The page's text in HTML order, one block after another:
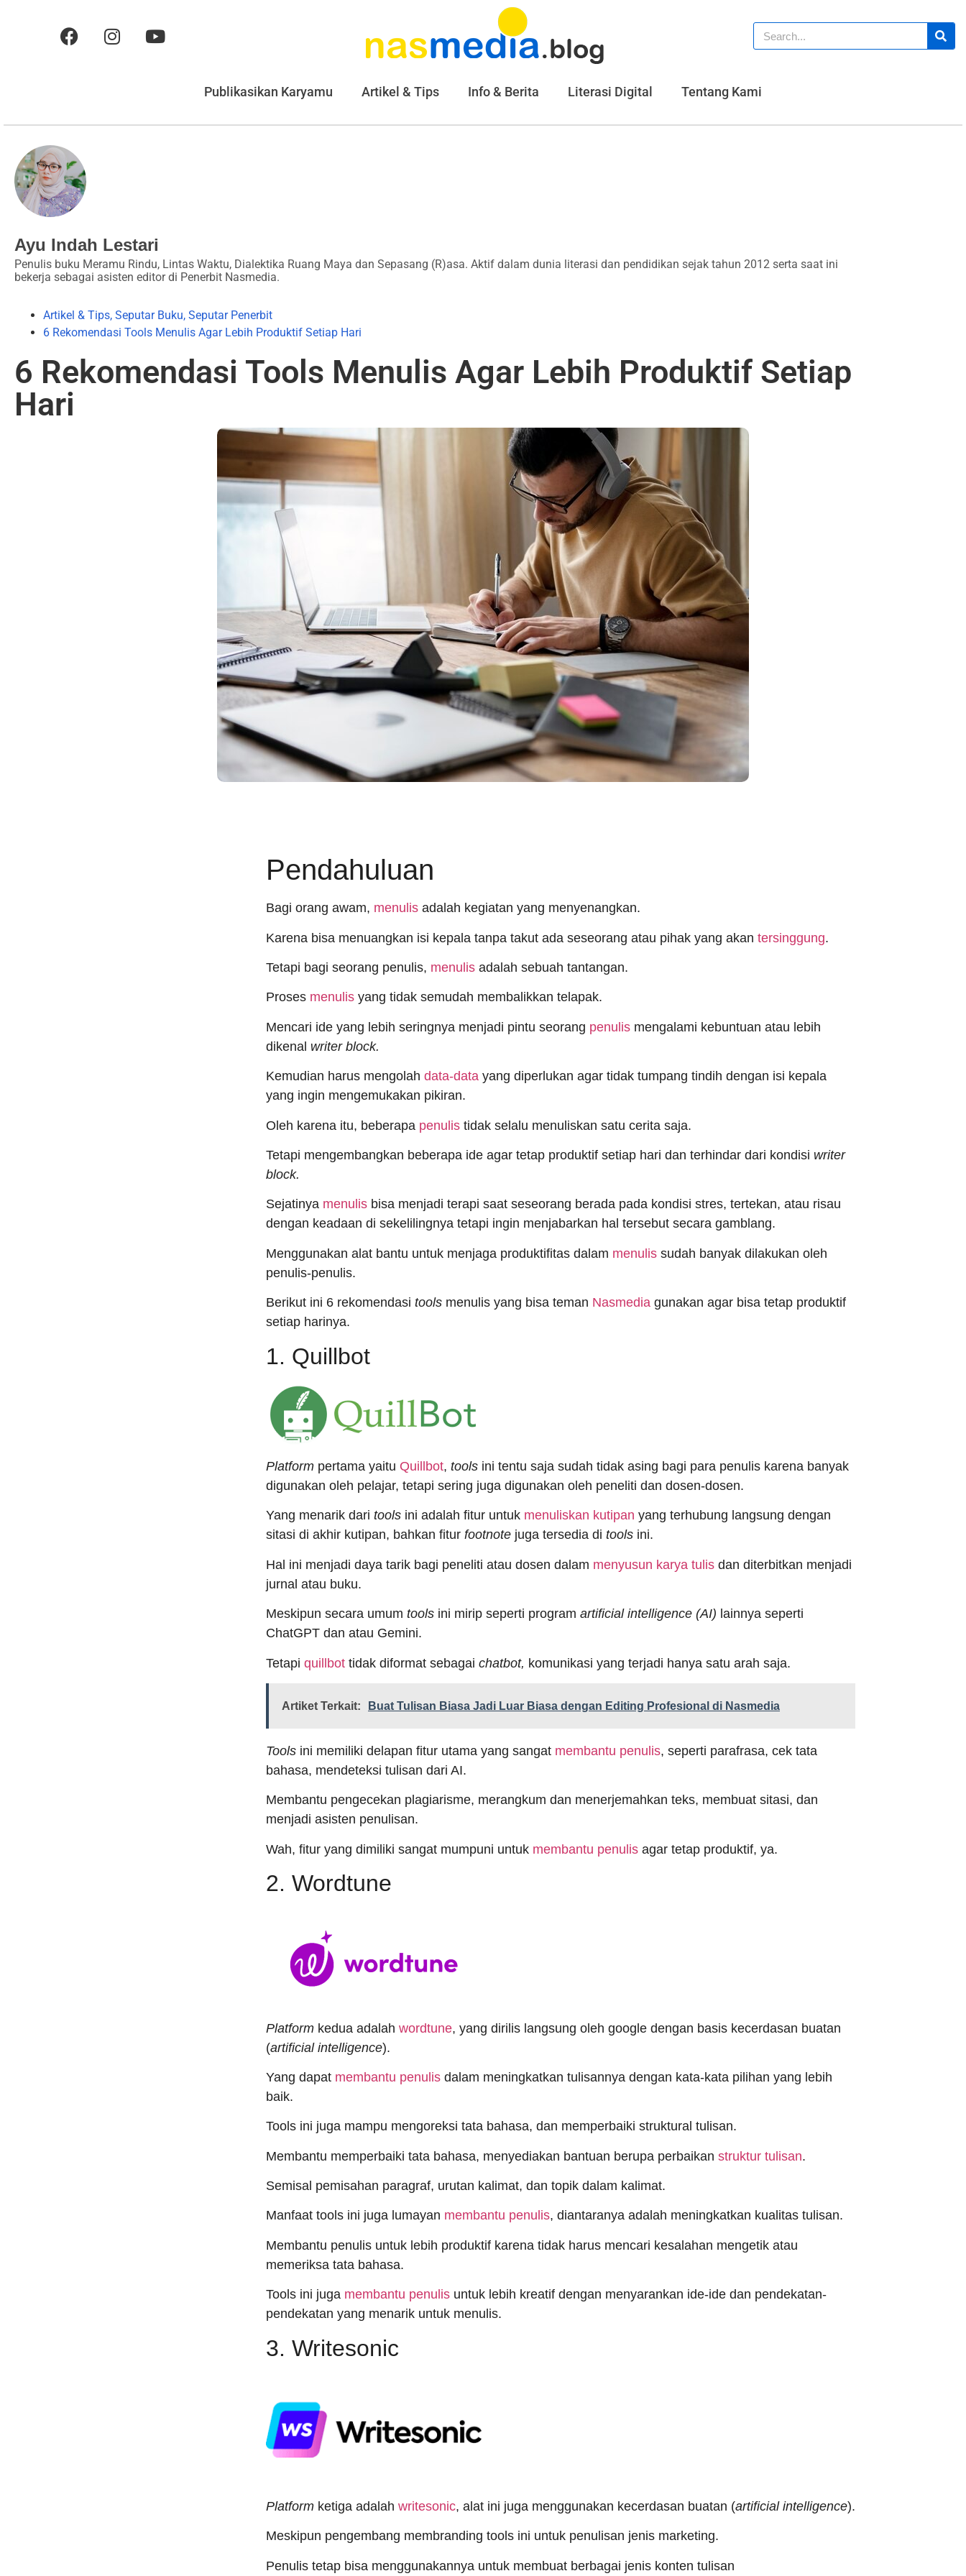
Publikasikan Karyamu Artikel & Tips Info & Berita Literasi Digital Tentang Kami
Ayu Indah Lestari
Penulis buku Meramu Rindu, Lintas Waktu, Dialektika Ruang Maya dan Sepasang (R)asa. Aktif dalam dunia literasi dan pendidikan sejak tahun 2012 serta saat ini
bekerja sebagai asisten editor di Penerbit Nasmedia.
Artikel & Tips, Seputar Buku, Seputar Penerbit
6 Rekomendasi Tools Menulis Agar Lebih Produktif Setiap Hari
6 Rekomendasi Tools Menulis Agar Lebih Produktif Setiap
Hari
Pendahuluan
Bagi orang awam, menulis adalah kegiatan yang menyenangkan.
Karena bisa menuangkan isi kepala tanpa takut ada seseorang atau pihak yang akan tersinggung.
Tetapi bagi seorang penulis, menulis adalah sebuah tantangan.
Proses menulis yang tidak semudah membalikkan telapak.
Mencari ide yang lebih seringnya menjadi pintu seorang penulis mengalami kebuntuan atau lebih
dikenal writer block.
Kemudian harus mengolah data-data yang diperlukan agar tidak tumpang tindih dengan isi kepala
yang ingin mengemukakan pikiran.
Oleh karena itu, beberapa penulis tidak selalu menuliskan satu cerita saja.
Tetapi mengembangkan beberapa ide agar tetap produktif setiap hari dan terhindar dari kondisi writer
block.
Sejatinya menulis bisa menjadi terapi saat seseorang berada pada kondisi stres, tertekan, atau risau
dengan keadaan di sekelilingnya tetapi ingin menjabarkan hal tersebut secara gamblang.
Menggunakan alat bantu untuk menjaga produktifitas dalam menulis sudah banyak dilakukan oleh
penulis-penulis.
Berikut ini 6 rekomendasi tools menulis yang bisa teman Nasmedia gunakan agar bisa tetap produktif
setiap harinya.
1. Quillbot
Platform pertama yaitu Quillbot, tools ini tentu saja sudah tidak asing bagi para penulis karena banyak
digunakan oleh pelajar, tetapi sering juga digunakan oleh peneliti dan dosen-dosen.
Yang menarik dari tools ini adalah fitur untuk menuliskan kutipan yang terhubung langsung dengan
sitasi di akhir kutipan, bahkan fitur footnote juga tersedia di tools ini.
Hal ini menjadi daya tarik bagi peneliti atau dosen dalam menyusun karya tulis dan diterbitkan menjadi
jurnal atau buku.
Meskipun secara umum tools ini mirip seperti program artificial intelligence (AI) lainnya seperti
ChatGPT dan atau Gemini.
Tetapi quillbot tidak diformat sebagai chatbot, komunikasi yang terjadi hanya satu arah saja.
Artiket Terkait: Buat Tulisan Biasa Jadi Luar Biasa dengan Editing Profesional di Nasmedia
Tools ini memiliki delapan fitur utama yang sangat membantu penulis, seperti parafrasa, cek tata
bahasa, mendeteksi tulisan dari AI.
Membantu pengecekan plagiarisme, merangkum dan menerjemahkan teks, membuat sitasi, dan
menjadi asisten penulisan.
Wah, fitur yang dimiliki sangat mumpuni untuk membantu penulis agar tetap produktif, ya.
2. Wordtune
Platform kedua adalah wordtune, yang dirilis langsung oleh google dengan basis kecerdasan buatan
(artificial intelligence).
Yang dapat membantu penulis dalam meningkatkan tulisannya dengan kata-kata pilihan yang lebih
baik.
Tools ini juga mampu mengoreksi tata bahasa, dan memperbaiki struktural tulisan.
Membantu memperbaiki tata bahasa, menyediakan bantuan berupa perbaikan struktur tulisan.
Semisal pemisahan paragraf, urutan kalimat, dan topik dalam kalimat.
Manfaat tools ini juga lumayan membantu penulis, diantaranya adalah meningkatkan kualitas tulisan.
Membantu penulis untuk lebih produktif karena tidak harus mencari kesalahan mengetik atau
memeriksa tata bahasa.
Tools ini juga membantu penulis untuk lebih kreatif dengan menyarankan ide-ide dan pendekatan-
pendekatan yang menarik untuk menulis.
3. Writesonic
Platform ketiga adalah writesonic, alat ini juga menggunakan kecerdasan buatan (artificial intelligence).
Meskipun pengembang membranding tools ini untuk penulisan jenis marketing.
Penulis tetap bisa menggunakannya untuk membuat berbagai jenis konten tulisan